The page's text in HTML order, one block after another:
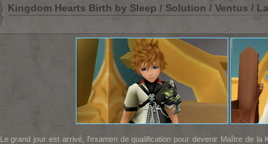
Kingdom Hearts Birth by Sleep / Solution / Ventus /
Le grand jour est arrivé, l'examen de qualification pour devenir Maître de la